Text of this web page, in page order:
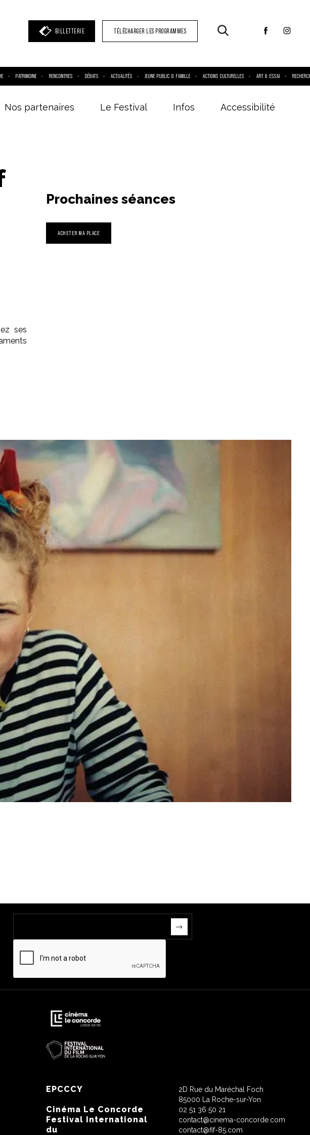
BILLETTERIE TÉLÉCHARGER LES PROGRAMMES
PATRIMOINE RENCONTRES DÉBATS ACTUALITÉS JEUNE PUBLIC & FAMILLE ACTIONS CULTURELLES ART & ESSAI
Nos partenaires Le Festival Infos Accessibilité
ses
Prochaines séances
ACHETER MA PLACE
EPCCCY
Cinéma Le Concorde
Festival International
du
2D Rue du Maréchal Foch
85000 La Roche-sur-Yon
02 51 36 50 21
contact@cinema-concorde.com
contact@fif-85.com